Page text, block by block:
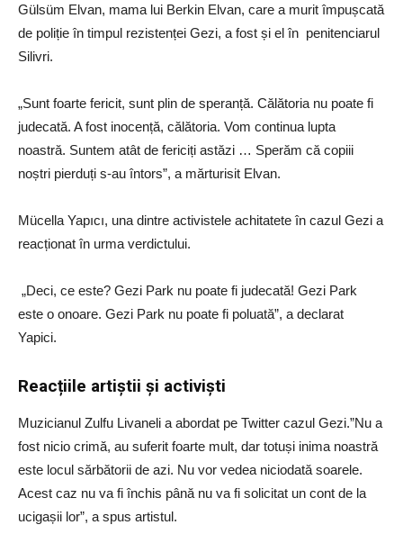
Gülsüm Elvan, mama lui Berkin Elvan, care a murit împușcată
de poliție în timpul rezistenței Gezi, a fost și el în penitenciarul
Silivri.
„Sunt foarte fericit, sunt plin de speranță. Călătoria nu poate fi
judecată. A fost inocență, călătoria. Vom continua lupta
noastră. Suntem atât de fericiți astăzi … Sperăm că copiii
noștri pierduți s-au întors”, a mărturisit Elvan.
Mücella Yapıcı, una dintre activistele achitatete în cazul Gezi a
reacționat în urma verdictului.
„Deci, ce este? Gezi Park nu poate fi judecată! Gezi Park
este o onoare. Gezi Park nu poate fi poluată”, a declarat
Yapici.
Reacțiile artiștii și activiști
Muzicianul Zulfu Livaneli a abordat pe Twitter cazul Gezi.”Nu a
fost nicio crimă, au suferit foarte mult, dar totuși inima noastră
este locul sărbătorii de azi. Nu vor vedea niciodată soarele.
Acest caz nu va fi închis până nu va fi solicitat un cont de la
ucigașii lor”, a spus artistul.